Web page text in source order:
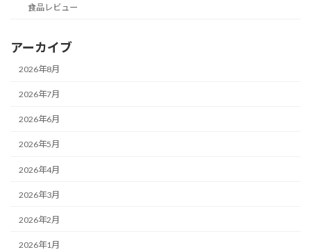
食品レビュー
アーカイブ
2026年8月
2026年7月
2026年6月
2026年5月
2026年4月
2026年3月
2026年2月
2026年1月